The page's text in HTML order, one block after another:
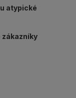
atypické
zákazníky